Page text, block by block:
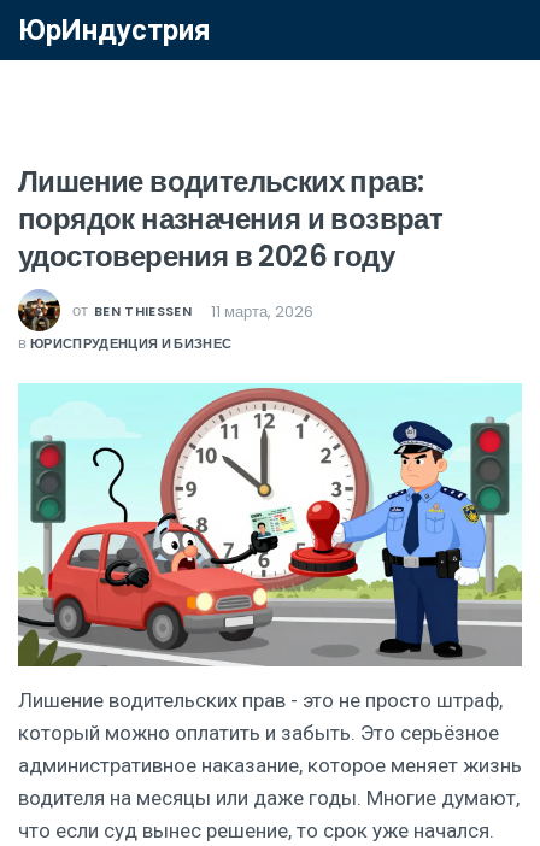
ЮрИндустрия
Лишение водительских прав:
порядок назначения и возврат
удостоверения в 2026 году
от BEN THIESSEN
11 марта, 2026
вЮРИСПРУДЕНЦИЯ И БИЗНЕС
Лишение водительских прав - это не просто штраф,
который можно оплатить и забыть. Это серьёзное
административное наказание, которое меняет жизнь
водителя на месяцы или даже годы. Многие думают,
что если суд вынес решение, то срок уже начался.